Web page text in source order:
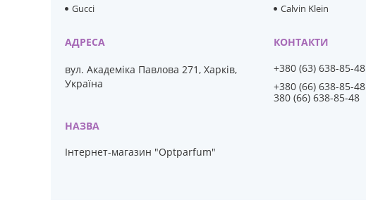
Gucci
Calvin Klein
вул. Академіка Павлова 271, Харків,
Україна
Інтернет-магазин "Optparfum"
+380 (63) 638-85-48
+380 (66) 638-85-48
380 (66) 638-85-48